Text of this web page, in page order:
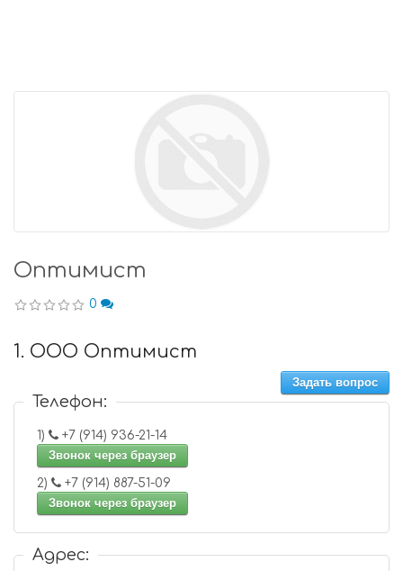
Оптимист
0
1. ООО Оптимист
Задать вопрос
Телефон:
1)
+7 (914) 936-21-14
Звонок через браузер
2)
+7 (914) 887-51-09
Звонок через браузер
Адрес: